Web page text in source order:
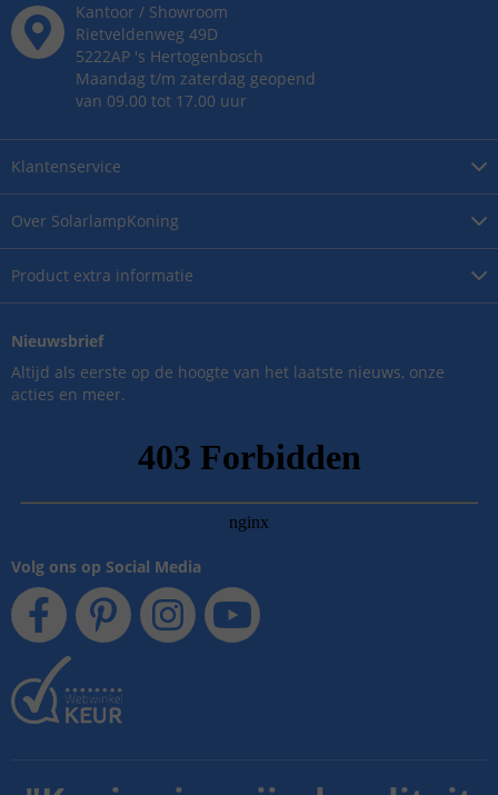
Over SolarlampKoning
Product extra informatie
Klantenservice
Kantoor / Showroom
Rietveldenweg 49D
5222AP 's Hertogenbosch
Maandag t/m zaterdag geopend
van 09.00 tot 17.00 uur
Nieuwsbrief
Altijd als eerste op de hoogte van het laatste nieuws, onze
acties en meer.
Volg ons op Social Media